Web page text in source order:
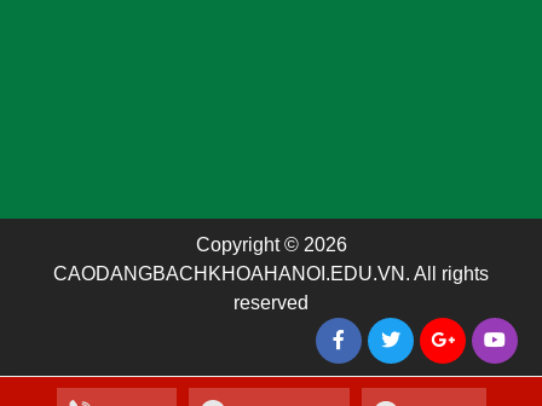
Copyright © 2026
CAODANGBACHKHOAHANOI.EDU.VN. All rights
reserved